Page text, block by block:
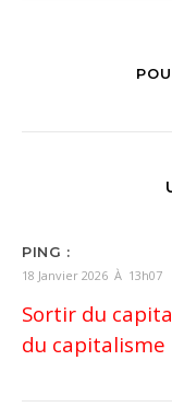
PING :
18 Janvier 2026 À 13h07
Sortir du
du capitalisme